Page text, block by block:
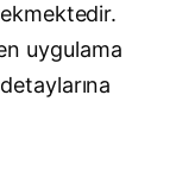
uygulama